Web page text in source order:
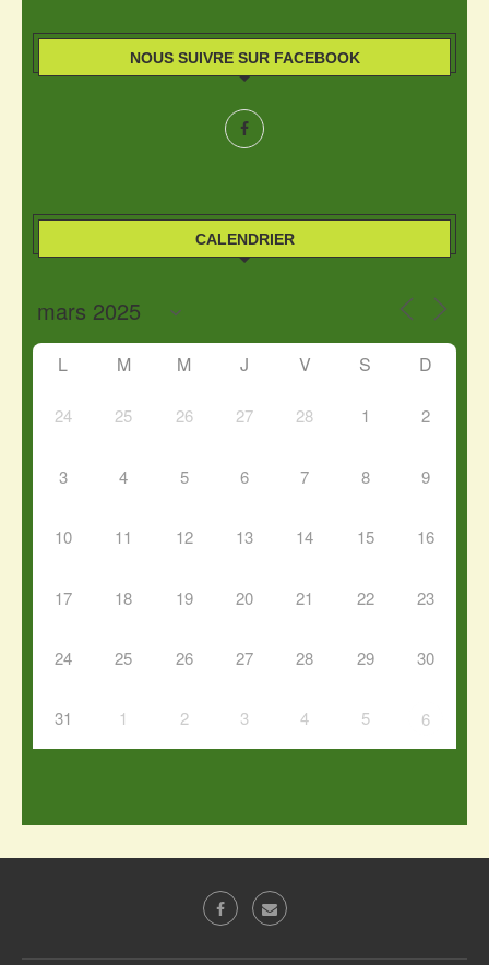
NOUS SUIVRE SUR FACEBOOK
CALENDRIER
L M M J V S D
24 25 26 27 28 1 2
3 4 5 6 7 8 9
10 11 12 13 14 15 16
17 18 19 20 21 22 23
24 25 26 27 28 29 30
31 1 2 3 4 5 6